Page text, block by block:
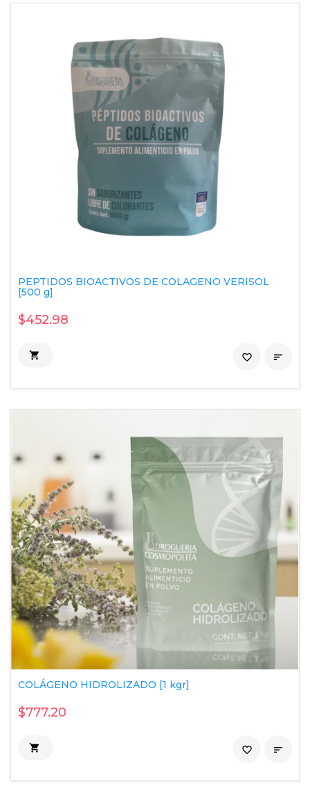
PEPTIDOS BIOACTIVOS DE COLAGENO VERISOL
[500 g]
$452.98
 
favorite_border
COLÁGENO HIDROLIZADO [1 kgr]
$777.20
 
favorite_border